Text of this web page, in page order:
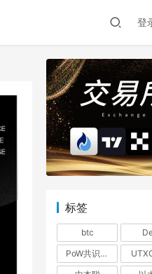
登
标签
btc
PoW共识机制